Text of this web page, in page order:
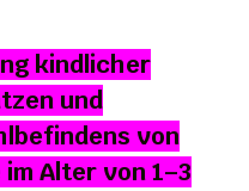
kindlicher
und
von
Alter von 1–3